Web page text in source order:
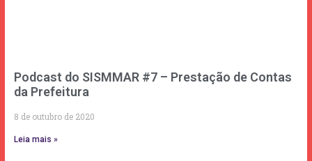
Podcast do SISMMAR #7 – Prestação de Contas
da Prefeitura
8 de outubro de 2020
Leia mais »